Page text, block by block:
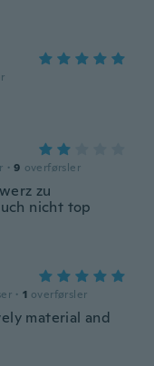
· 9 overførsler
zu
nicht top
· 1 overførsler
material and